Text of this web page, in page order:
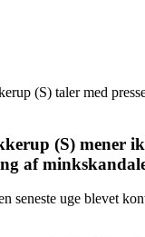
(S) taler med
(S) mener
af
seneste uge blevet